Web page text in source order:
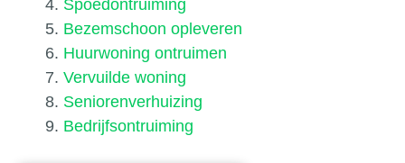
Spoedontruiming
Bezemschoon opleveren
Huurwoning ontruimen
Vervuilde woning
Seniorenverhuizing
Bedrijfsontruiming